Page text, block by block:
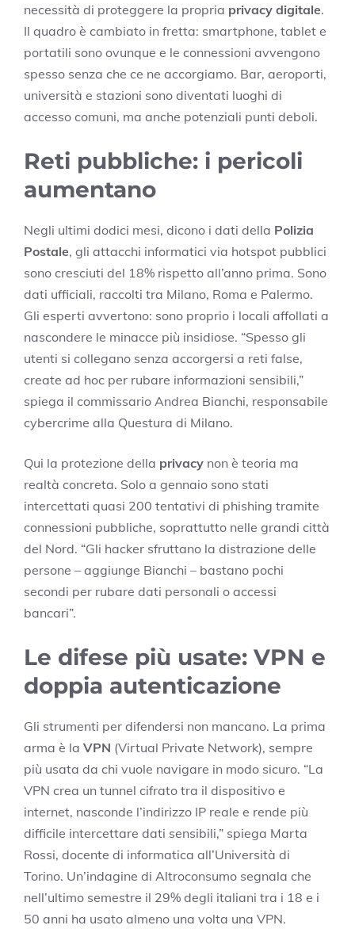
necessità di proteggere la propria privacy digitale.
Il quadro è cambiato in fretta: smartphone, tablet e
portatili sono ovunque e le connessioni avvengono
spesso senza che ce ne accorgiamo. Bar, aeroporti,
università e stazioni sono diventati luoghi di
accesso comuni, ma anche potenziali punti deboli.
Reti pubbliche: i pericoli
aumentano
Negli ultimi dodici mesi, dicono i dati della Polizia
Postale, gli attacchi informatici via hotspot pubblici
sono cresciuti del 18% rispetto all’anno prima. Sono
dati ufficiali, raccolti tra Milano, Roma e Palermo.
Gli esperti avvertono: sono proprio i locali affollati a
nascondere le minacce più insidiose. “Spesso gli
utenti si collegano senza accorgersi a reti false,
create ad hoc per rubare informazioni sensibili,”
spiega il commissario Andrea Bianchi, responsabile
cybercrime alla Questura di Milano.
Qui la protezione della privacy non è teoria ma
realtà concreta. Solo a gennaio sono stati
intercettati quasi 200 tentativi di phishing tramite
connessioni pubbliche, soprattutto nelle grandi città
del Nord. “Gli hacker sfruttano la distrazione delle
persone – aggiunge Bianchi – bastano pochi
secondi per rubare dati personali o accessi
bancari”.
Le difese più usate: VPN e
doppia autenticazione
Gli strumenti per difendersi non mancano. La prima
arma è la VPN (Virtual Private Network), sempre
più usata da chi vuole navigare in modo sicuro. “La
VPN crea un tunnel cifrato tra il dispositivo e
internet, nasconde l’indirizzo IP reale e rende più
difficile intercettare dati sensibili,” spiega Marta
Rossi, docente di informatica all’Università di
Torino. Un’indagine di Altroconsumo segnala che
nell’ultimo semestre il 29% degli italiani tra i 18 e i
50 anni ha usato almeno una volta una VPN.